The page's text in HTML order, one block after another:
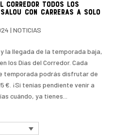
corredor todos los
con carreras a solo
| NOTICIAS
la llegada de la temporada baja,
los Días del Corredor. Cada
temporada podrás disfrutar de
€. ¡Si tenías pendiente venir a
cuándo, ya tienes...